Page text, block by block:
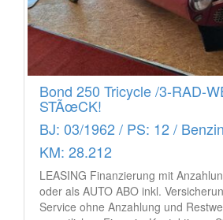
Bond 250 Tricycle /3-RAD-
STÃœCK!
BJ: 03/1962 / PS: 12 / Benzin
KM: 28.212
LEASING Finanzierung mit
oder als AUTO ABO inkl.
Service ohne Anzahlung und